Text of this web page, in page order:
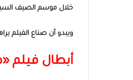
خلال موسم الصيف
ويبدو أن صناع الفيلم
أبطال فيلم